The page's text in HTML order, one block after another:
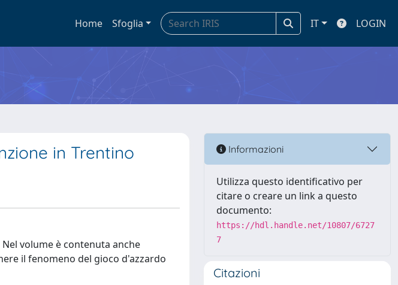
Home Sfoglia IT LOGIN
in Trentino
volume è contenuta anche
il fenomeno del gioco d'azzardo
Informazioni
Utilizza questo identificativo per
citare o creare un link a questo
documento:
https://hdl.handle.net/10807/6727
7
Citazioni